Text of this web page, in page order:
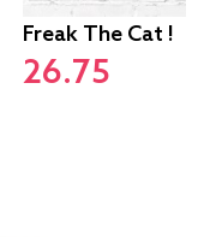
Freak The Cat !
26.75